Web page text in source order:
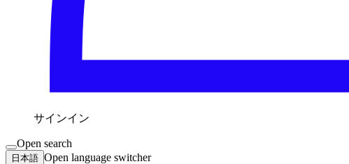
サインイン
Open search
日本語 Open language switcher